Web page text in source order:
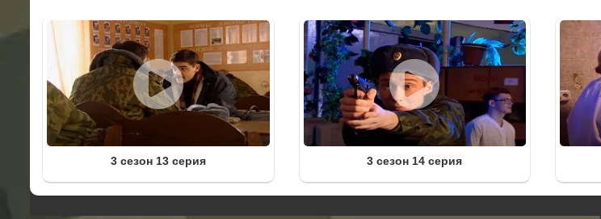
3 сезон 13 серия 3 сезон 14 серия